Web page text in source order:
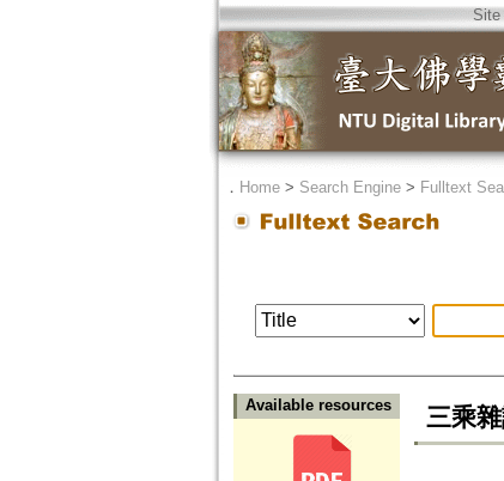
Site
． Home> Search Engine> Fulltext
Available resources 三乘